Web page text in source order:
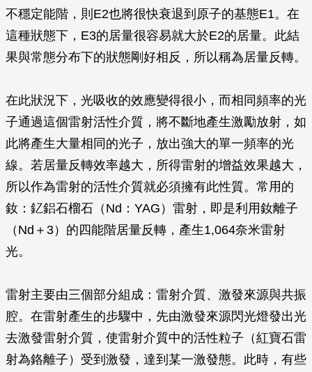
不穩定能階，則E2也將很快衰退到原子的基態E1。在
這種狀態下，E3的居量很容易就大於E2的居量。此結
果與常態分布下的狀態剛好相反，所以稱為居量反轉。
在此狀況下，光吸收的效應變得很小，而相同頻率的光
子通過這個雷射活性介質，將不斷地產生激勵放射，如
此將產生大量相同的光子，放出強大的單一頻率的光
線。若居量反轉效率越大，所得雷射的增益效果越大，
所以作為雷射的活性介質就必須擁有此性質。常用的
釹：釔鋁石榴石（Nd：YAG）雷射，即是利用釹離子
（Nd＋3）的四能階居量反轉，產生1,064奈米雷射
光。
雷射主要由三個部分組成：雷射介質、激發來源與共振
腔。在雷射產生的步驟中，先由激發來源閃光燈發出光
去激發雷射介質，使雷射介質中的活性粒子（紅寶石雷
射為鉻離子）受到激發，達到某一激發態。此時，有些